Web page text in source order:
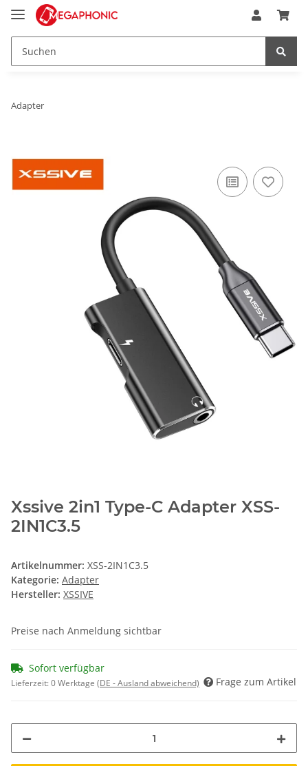
Adapter
Xssive 2in1 Type-C Adapter XSS-
2IN1C3.5
Artikelnummer: XSS-2IN1C3.5
Kategorie: Adapter
Hersteller: XSSIVE
Preise nach Anmeldung sichtbar
Sofort verfügbar
Lieferzeit:0 Werktage (DE - Ausland abweichend) Frage zum Artikel